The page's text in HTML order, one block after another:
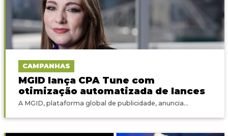
CAMPANHAS
MGID lança CPA Tune com
otimização automatizada de lances
A MGID, plataforma global de publicidade, anuncia...